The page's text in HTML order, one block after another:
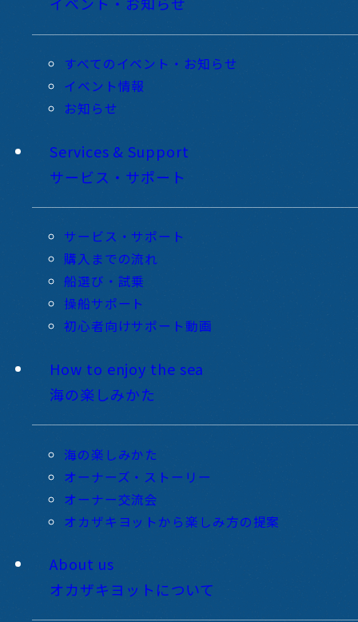
すべてのイベント・お知らせ
イベント情報
お知らせ
Services & Support
サービス・サポート
サービス・サポート
購入までの流れ
船選び・試乗
操船サポート
初心者向けサポート動画
How to enjoy the sea
海の楽しみかた
海の楽しみかた
オーナーズ・ストーリー
オーナー交流会
オカザキヨットから楽しみ方の提案
About us
オカザキヨットについて